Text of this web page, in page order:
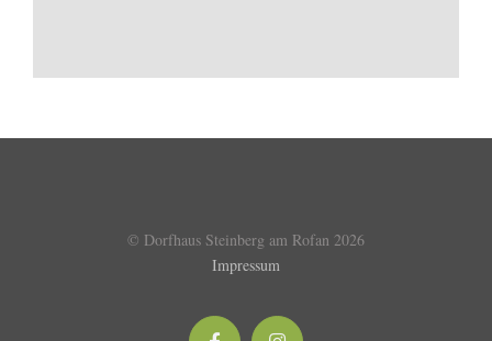
© Dorfhaus Steinberg am Rofan 2026
Impressum